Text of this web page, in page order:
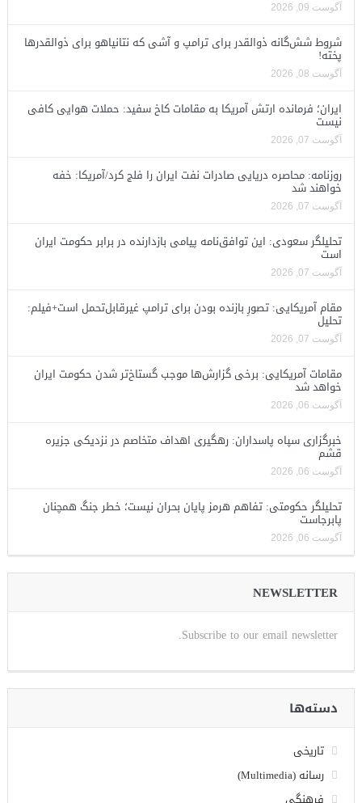
آگوست 09, 2026
شروط شش‌گانه ذوالقدر برای ترامپ و آشی که نتانیاهو برای ذوالقدرها
پخته!
آگوست 08, 2026
ایران؛ فرمانده ارتش آمریکا به مقامات کاخ سفید: حملات هوایی کافی
نیست
آگوست 07, 2026
روزنامه: محاصره دریایی صادرات نفت ایران را فلج کرد/آمریکا: خفه
خواهند شد
آگوست 07, 2026
تحلیلگر سعودی: این توافق‌نامه پیامی بازدارنده در برابر حکومت ایران
است
آگوست 07, 2026
مقام آمریکایی: تصورِ بازنده بودن برای ترامپ غیرقابل‌تحمل است+فیلم:
تحلیل
آگوست 07, 2026
مقامات آمریکایی: برخی گزارش‌ها موجب گستاخ‌تر شدن حکومت ایران
خواهد شد
آگوست 06, 2026
خبرگزاری سپاه پاسداران: رهگیری اهداف متخاصم در نزدیکی جزیره
قشم
آگوست 06, 2026
تحلیلگر حکومتی: تفاهم هرمز پایان بحران نیست؛ خطر جنگ همچنان
پابرجاست
آگوست 06, 2026
NEWSLETTER
Subscribe to our email newsletter.
دسته‌ها
تاریخی
رسانه (Multimedia)